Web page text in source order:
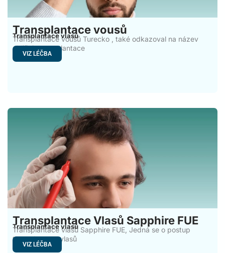
Transplantace vousů
Transplantace vlasů
Transplantace vousů Turecko , také odkazoval na název
obličeje transplantace
VIZ LÉČBA
Transplantace Vlasů Sapphire FUE
Transplantace vlasů
Transplantace vlasů Sapphire FUE, Jedná se o postup
transplantace vlasů
VIZ LÉČBA